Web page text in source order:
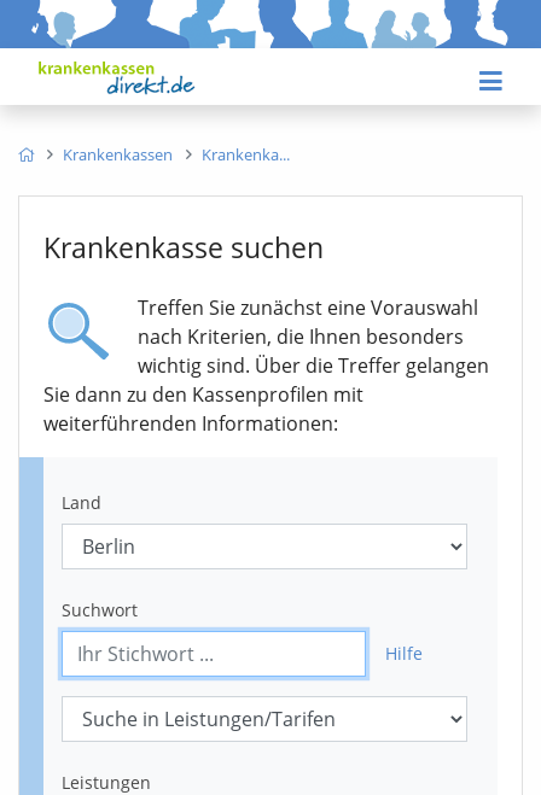
Krankenkassen Krankenka
Krankenkasse suchen
Treffen Sie zunächst eine Vorauswahl
nach Kriterien, die Ihnen besonders
wichtig sind. Über die Treffer gelangen
Sie dann zu den Kassenprofilen mit
weiterführenden Informationen:
Land
Suchwort
Hilfe
Leistungen